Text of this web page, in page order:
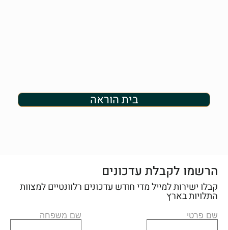
בית הוראה
הרשמו לקבלת עדכונים
קבלו ישירות למייל מדי חודש עדכונים רלוונטיים למצוות
התלויות בארץ
שם פרטי שם משפחה